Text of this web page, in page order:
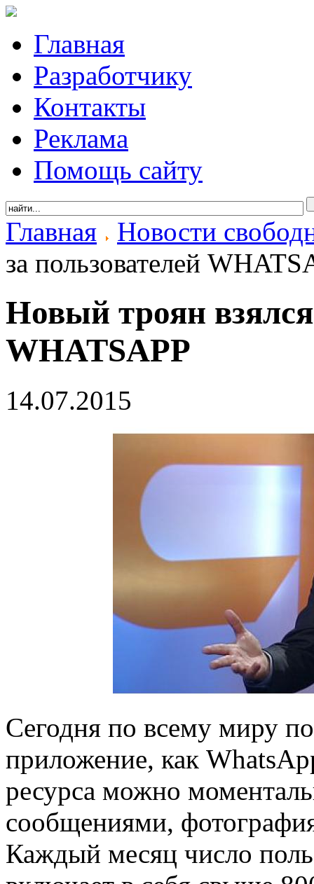
Главная
Разработчику
Контакты
Реклама
Помощь сайту
Главная
Новости
за пользователей
Новый троян взялся
WHATSAPP
14.07.2015
Сегодня по всему миру
приложение, как
ресурса можно
сообщениями,
Каждый месяц число